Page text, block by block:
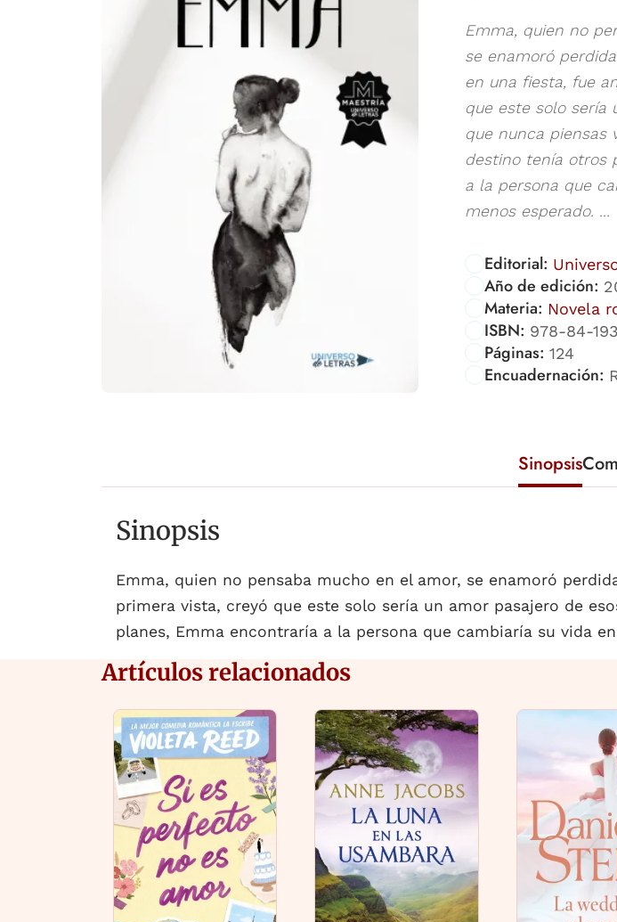
Emma, quien no
se enamoró
en una fiesta, fue
que este solo sería
que nunca piensas
destino tenía otros
a la persona que
menos esperado. ...
Editorial:
Año de edición:
Materia: Novela
ISBN: 978-84-
Páginas: 124
Encuadernación:
Sinopsis
Sinopsis
Emma, quien no pensaba mucho en el amor, se enamoró
primera vista, creyó que este solo sería un amor pasajero de
planes, Emma encontraría a la persona que cambiaría su vida
Artículos relacionados